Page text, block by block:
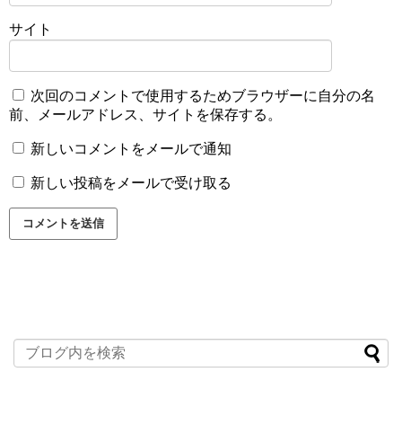
サイト
次回のコメントで使用するためブラウザーに自分の名
前、メールアドレス、サイトを保存する。
新しいコメントをメールで通知
新しい投稿をメールで受け取る